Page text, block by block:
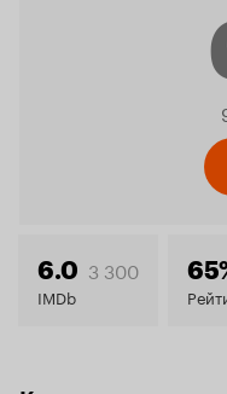
6.0 3 300
IMDb